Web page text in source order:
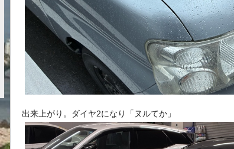
出来上がり。ダイヤ2になり「ヌルてか」